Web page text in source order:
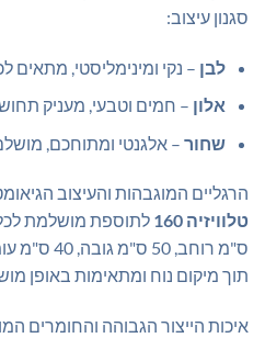
סגנון עיצוב:
לבן – נקי ומינימליסטי, מתאים
אלון – חמים וטבעי, מעניק
שחור– אלגנטי ומתוחכם,
הרגליים המוגבהות והעיצוב
טלוויזיה 160
ס"מ רוחב,
תוך מיקום נוח ומתאימות באופן
איכות הייצור הגבוהה והחומרים